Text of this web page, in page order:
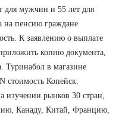
для мужчин и 55 лет для
на пенсию граждане
К заявлению о выплате
копию документа,
Туринабол в магазине
Копейск.
изучении рынков 30 стран,
Канаду, Китай, Францию,